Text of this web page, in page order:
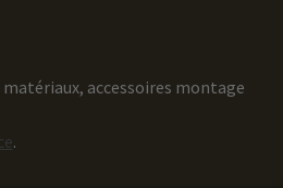
accessoires montage
.